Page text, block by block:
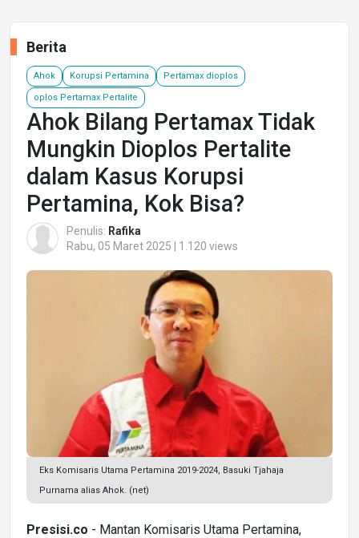
Berita
Ahok Korupsi Pertamina Pertamax dioplos
oplos Pertamax Pertalite
Ahok Bilang Pertamax Tidak
Mungkin Dioplos Pertalite
dalam Kasus Korupsi
Pertamina, Kok Bisa?
Penulis: Rafika
Rabu, 05 Maret 2025 | 1.120 views
Eks Komisaris Utama Pertamina 2019-2024, Basuki Tjahaja
Purnama alias Ahok. (net)
Presisi.co - Mantan Komisaris Utama Pertamina,